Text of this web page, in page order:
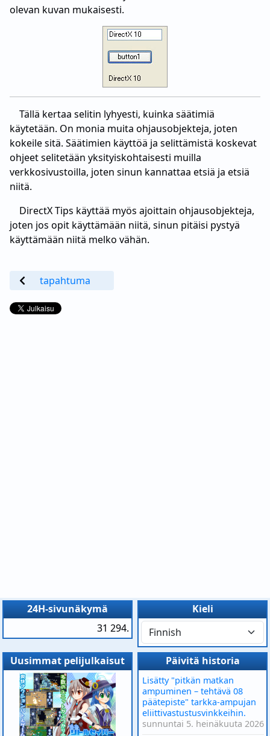
olevan kuvan mukaisesti.
Tällä kertaa selitin lyhyesti, kuinka säätimiä
käytetään. On monia muita ohjausobjekteja, joten
kokeile sitä. Säätimien käyttöä ja selittämistä koskevat
ohjeet selitetään yksityiskohtaisesti muilla
verkkosivustoilla, joten sinun kannattaa etsiä ja etsiä
niitä.
DirectX Tips käyttää myös ajoittain ohjausobjekteja,
joten jos opit käyttämään niitä, sinun pitäisi pystyä
käyttämään niitä melko vähän.
tapahtuma
24H-sivunäkymä
31 294.
Kieli
Uusimmat pelijulkaisut Päivitä historia
Lisätty "pitkän matkan
ampuminen – tehtävä 08
päätepiste" tarkka-ampujan
eliittivastustusvinkkeihin.
sunnuntai 5. heinäkuuta 2026